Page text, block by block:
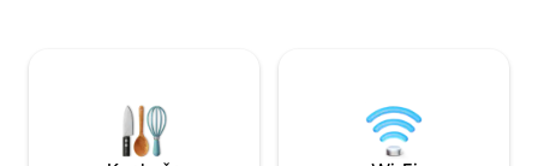
disk golf, tenis, futbal, dobrodružný park.
2 km od obchodu, čerpacej
stanice/kaviarne a jazera Kernu.
jazdy od Tallinnu.
v okolí. Historické
parkom a veľkým ihriskom vzdialeným